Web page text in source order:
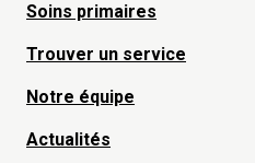
Soins primaires
Trouver un service
Notre équipe
Actualités